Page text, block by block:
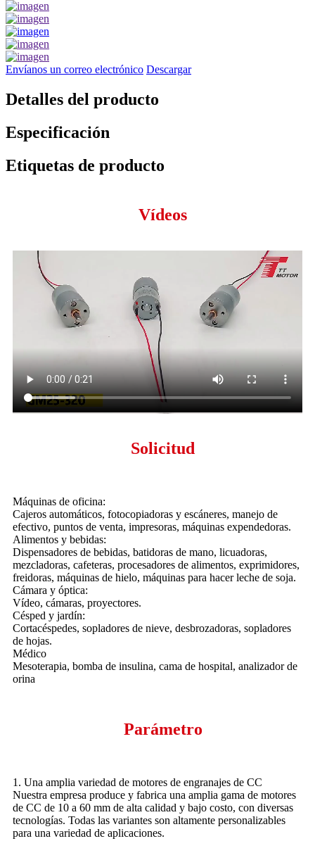
Envíanos un correo electrónico Descargar
Detalles del producto
Especificación
Etiquetas de producto
Vídeos
Solicitud
Máquinas de oficina:
Cajeros automáticos, fotocopiadoras y escáneres, manejo de
efectivo, puntos de venta, impresoras, máquinas expendedoras.
Alimentos y bebidas:
Dispensadores de bebidas, batidoras de mano, licuadoras,
mezcladoras, cafeteras, procesadores de alimentos, exprimidores,
freidoras, máquinas de hielo, máquinas para hacer leche de soja.
Cámara y óptica:
Vídeo, cámaras, proyectores.
Césped y jardín:
Cortacéspedes, sopladores de nieve, desbrozadoras, sopladores
de hojas.
Médico
Mesoterapia, bomba de insulina, cama de hospital, analizador de
orina
Parámetro
1. Una amplia variedad de motores de engranajes de CC
Nuestra empresa produce y fabrica una amplia gama de motores
de CC de 10 a 60 mm de alta calidad y bajo costo, con diversas
tecnologías. Todas las variantes son altamente personalizables
para una variedad de aplicaciones.